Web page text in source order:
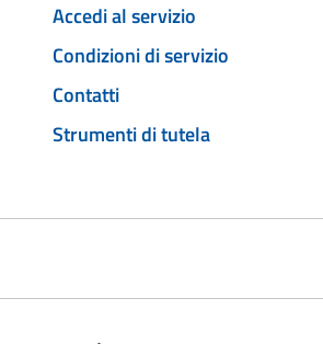
Accedi al servizio
Condizioni di servizio
Contatti
Strumenti di tutela